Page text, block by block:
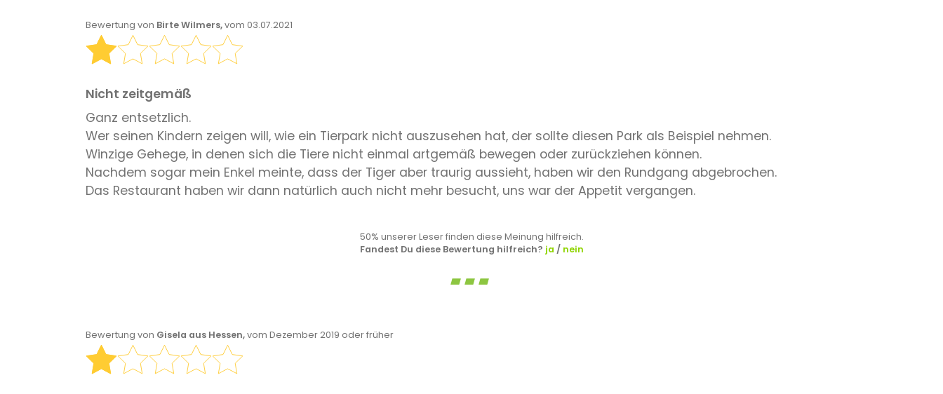
Bewertung von Birte Wilmers,vom 03.07.2021
Nicht zeitgemäß
Ganz entsetzlich.
Wer seinen Kindern zeigen will, wie ein Tierpark nicht auszusehen hat, der sollte diesen Park als Beispiel nehmen.
Winzige Gehege, in denen sich die Tiere nicht einmal artgemäß bewegen oder zurückziehen können.
Nachdem sogar mein Enkel meinte, dass der Tiger aber traurig aussieht, haben wir den Rundgang abgebrochen.
Das Restaurant haben wir dann natürlich auch nicht mehr besucht, uns war der Appetit vergangen.
50% unserer Leser finden diese Meinung hilfreich.
Fandest Du diese Bewertung hilfreich? ja / nein
Bewertung von Gisela aus Hessen,vom Dezember 2019 oder früher